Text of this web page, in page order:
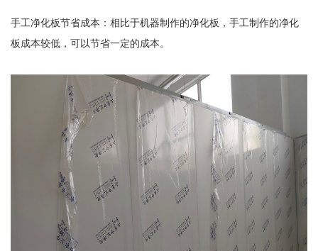
手工净化板节省成本：相比于机器制作的净化板，手工制作的净化
板成本较低，可以节省一定的成本。